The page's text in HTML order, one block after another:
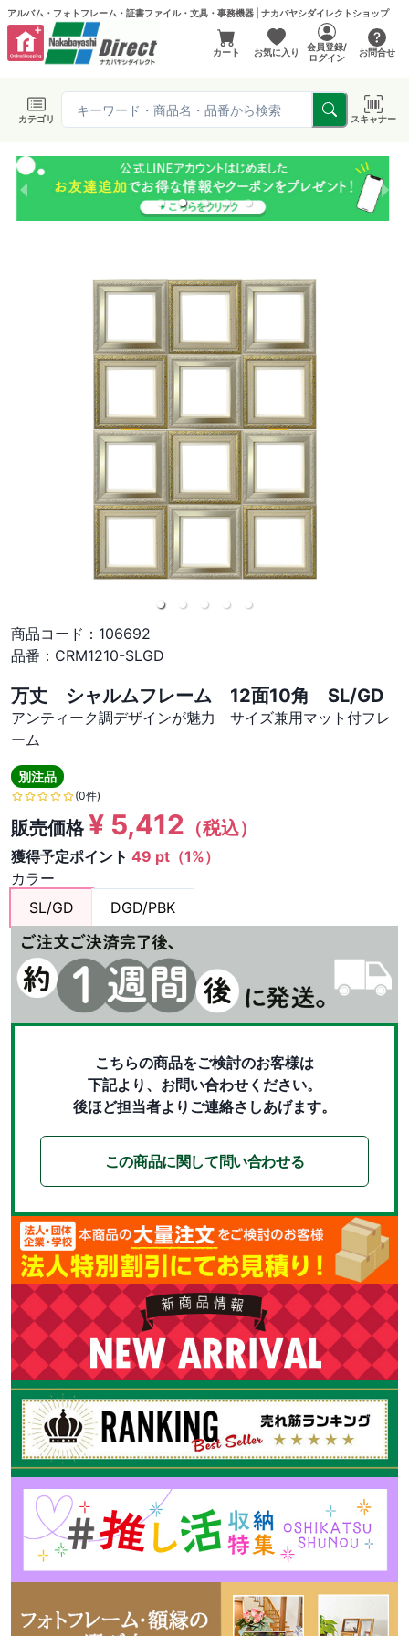
アルバム・フォトフレーム・証書ファイル・文具・事務機器 | ナカバヤシダイレクトショップ
カート お気に入り
会員登録/
ログイン
お問合せ
カテゴリ スキャナー
商品コード： 106692
品番： CRM1210-SLGD
万丈 シャルムフレーム 12面10角 SL/GD
アンティーク調デザインが魅力 サイズ兼用マット付フレ
ーム
別注品
(0件)
販売価格¥ 5,412 （税込）
獲得予定ポイント 49 pt（1%）
カラー
SL/GD
DGD/PBK
こちらの商品をご検討のお客様は
下記より、お問い合わせください。
後ほど担当者よりご連絡さしあげます。
この商品に関して問い合わせる